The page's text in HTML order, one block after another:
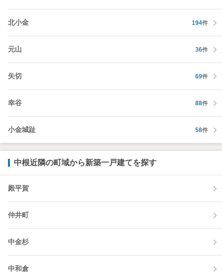
北小金 194件
元山 36件
矢切 69件
幸谷 88件
小金城趾 58件
中根近隣の町域から新築一戸建てを探す
殿平賀
仲井町
中金杉
中和倉